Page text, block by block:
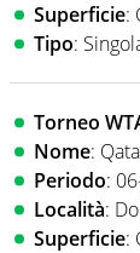
Superficie:
Tipo:
Torneo
Nome:
Periodo:
Località:
Superficie: